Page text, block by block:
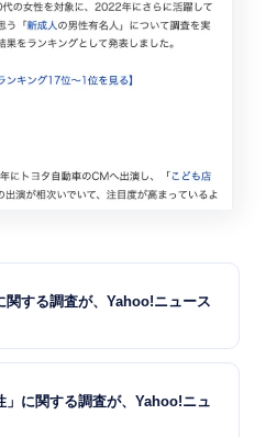
関する調査が、Yahoo!ニュース
」に関する調査が、Yahoo!ニュ